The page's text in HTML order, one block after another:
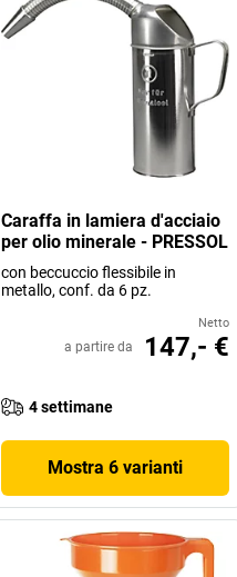
Caraffa in lamiera d'acciaio
per olio minerale - PRESSOL
con beccuccio flessibile in
metallo, conf. da 6 pz.
Netto
a partire da 147,- €
4 settimane
Mostra 6 varianti